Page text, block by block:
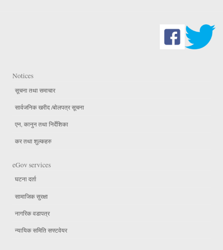
Notices
सूचना तथा समाचार
सार्वजनिक खरीद /बोलपत्र सूचना
एन, कानुन तथा निर्देशिका
कर तथा शुल्कहरु
eGov services
घटना दर्ता
सामाजिक सुरक्षा
नागरिक वडापत्र
न्यायिक समिति सफ्टवेयर